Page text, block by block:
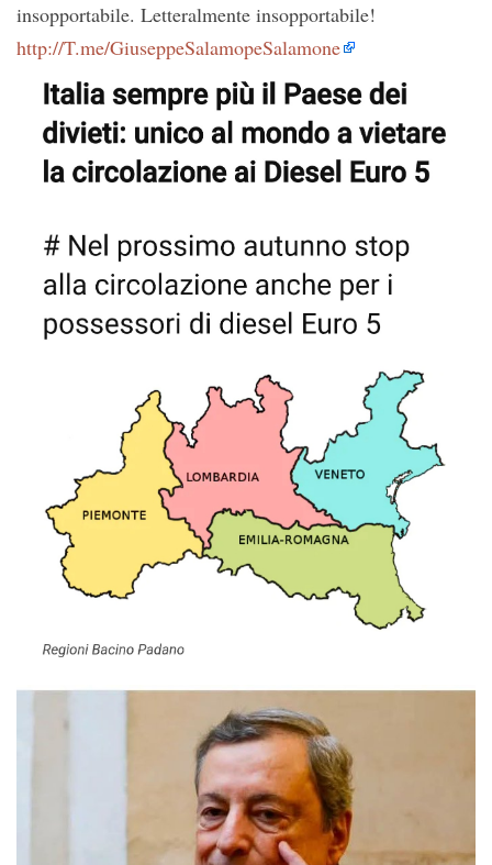
insopportabile. Letteralmente insopportabile!
http://T.me/GiuseppeSalamopeSalamone